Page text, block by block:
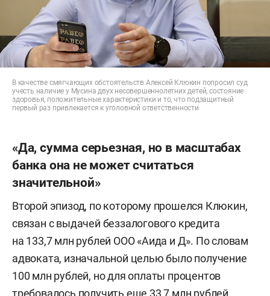
В качестве смягчающих обстоятельств Алексей Клюкин попросил суд
учесть наличие у Мусина двух несовершеннолетних детей, состояние
здоровья, положительные характеристики и то, что подзащитный
первый раз привлекается к уголовной ответственности
«Да, сумма серьезная, но в масштабах
банка она не может считаться
значительной»
Второй эпизод, по которому прошелся Клюкин,
связан с выдачей беззалогового кредита
на 133,7 млн рублей ООО «Аида и Д». По словам
адвоката, изначальной целью было получение
100 млн рублей, но для оплаты процентов